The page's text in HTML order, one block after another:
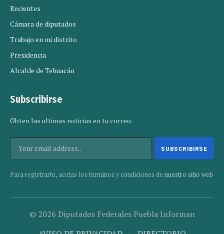
Recientes
Cámara de diputados
Trabajo en mi distrito
Presidencia
Alcalde de Tehuacán
Subscribirse
Obten las ultimas noticias en tu correo.
Para registrarte, acetas los terminos y condiciones de nuestro sitio web
© 2026 Diputados Federales Puebla Informan